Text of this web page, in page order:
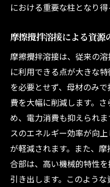
における重要な柱となり得
摩擦攪拌溶接による資源
摩擦攪拌溶接は、従来の
に利用できる点が大きな
を必要とせず、母材のみ
費を大幅に削減します。
め、電力消費も抑えられ
スのエネルギー効率が向
が軽減されます。また、
合部は、高い機械的特性
引き出します。このよう